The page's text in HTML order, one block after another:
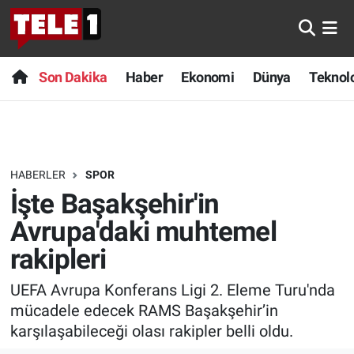
Son Dakika Haber Ekonomi Dünya
HABERLER SPOR
İşte Başakşehir'in
Avrupa'daki muhtemel
rakipleri
UEFA Avrupa Konferans Ligi 2. Eleme Turu'nda
mücadele edecek RAMS Başakşehir’in
karşılaşabileceği olası rakipler belli oldu.
Anında Manşet
Başka Sohbetler
Bilim turu
Bilim ve Teknoloji Evreni
Doğa Konuşuyor
Dünya
Ege Saati
Son Dakika
Haber
Dünya
Teknoloji
Sağlık
Spor
Yayın Akışı
Nöbetçi Eczaneler
Hava Durumu
Trafik Durumu
Süper Lig Puan Durumu ve Fikstür
Tüm Manşetler
Son Dakika Haberleri
Haber Arşivi